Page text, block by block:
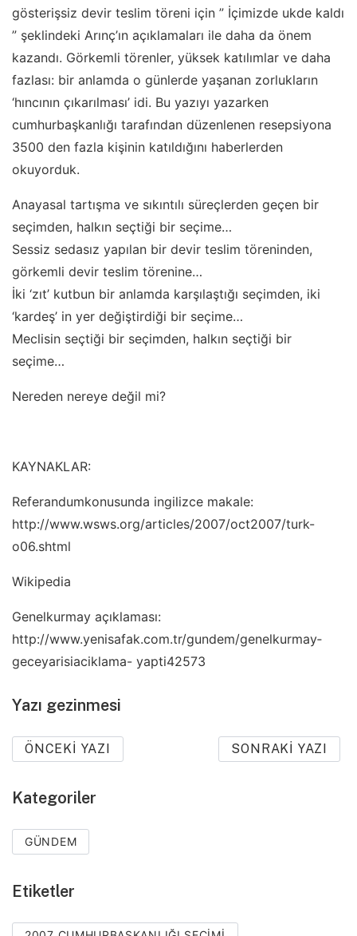
gösterişsiz devir teslim töreni için ” İçimizde ukde kaldı
” şeklindeki Arınç’ın açıklamaları ile daha da önem
kazandı. Görkemli törenler, yüksek katılımlar ve daha
fazlası: bir anlamda o günlerde yaşanan zorlukların
‘hıncının çıkarılması’ idi. Bu yazıyı yazarken
cumhurbaşkanlığı tarafından düzenlenen resepsiyona
3500 den fazla kişinin katıldığını haberlerden
okuyorduk.
Anayasal tartışma ve sıkıntılı süreçlerden geçen bir
seçimden, halkın seçtiği bir seçime…
Sessiz sedasız yapılan bir devir teslim töreninden,
görkemli devir teslim törenine…
İki ‘zıt’ kutbun bir anlamda karşılaştığı seçimden, iki
‘kardeş’ in yer değiştirdiği bir seçime…
Meclisin seçtiği bir seçimden, halkın seçtiği bir
seçime…
Nereden nereye değil mi?
KAYNAKLAR:
Referandumkonusunda ingilizce makale:
http://www.wsws.org/articles/2007/oct2007/turk-
o06.shtml
Wikipedia
Genelkurmay açıklaması:
http://www.yenisafak.com.tr/gundem/genelkurmay­
geceyarisi­aciklama- yapti­42573
Yazı gezinmesi
ÖNCEKI YAZI SONRAKI YAZI
Kategoriler
GÜNDEM
Etiketler